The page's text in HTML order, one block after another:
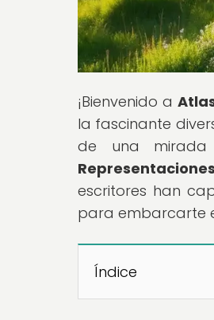
¡Bienvenido a
la fascinante
de una mirada
escritores han
para embarcarte
Índice